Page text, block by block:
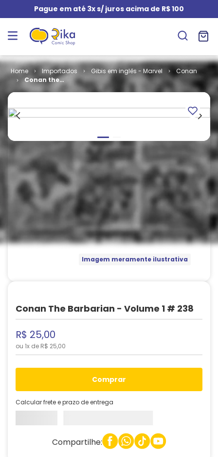
Pague em até 3x s/ juros acima de R$ 100
Importados Gibis em inglês - Marvel
Conan
Conan the
Barbarian -
238
Imagem meramente ilustrativa
Conan The Barbarian - Volume 1 # 238
R$ 25,00
ou 1x de R$ 25,00
comprar
Calcular frete e prazo de entrega
Compartilhe: